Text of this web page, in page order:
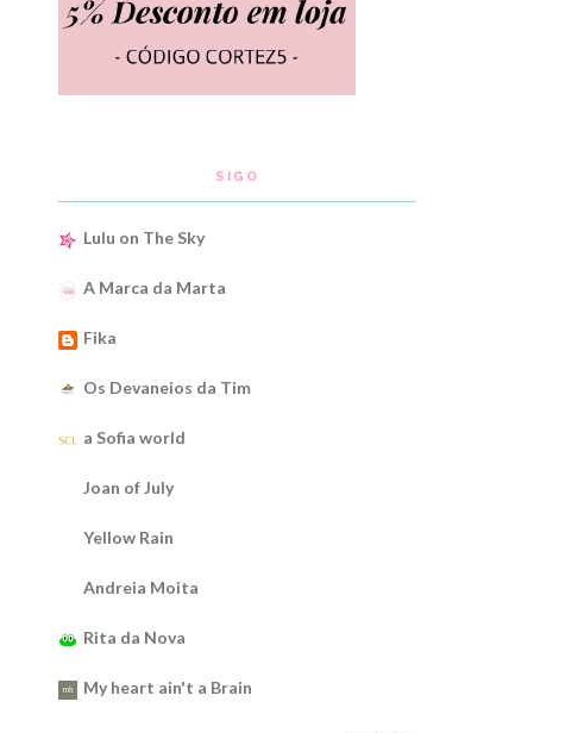
SIGO
Lulu on The Sky
A Marca da Marta
Fika
Os Devaneios da Tim
a Sofia world
Joan of July
Yellow Rain
Andreia Moita
Rita da Nova
My heart ain't a Brain